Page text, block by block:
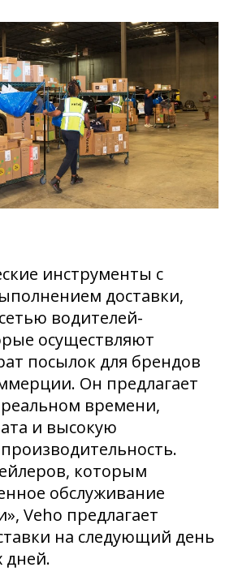
инструменты с
доставки,
водителей-
осуществляют
посылок для брендов
Он предлагает
времени,
и высокую
которым
обслуживание
Veho предлагает
на следующий день
дней.